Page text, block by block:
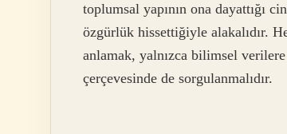
toplumsal yapının ona dayattığı
özgürlük hissettiğiyle alakalıdır.
anlamak, yalnızca bilimsel
çerçevesinde de sorgulanmalıdır.